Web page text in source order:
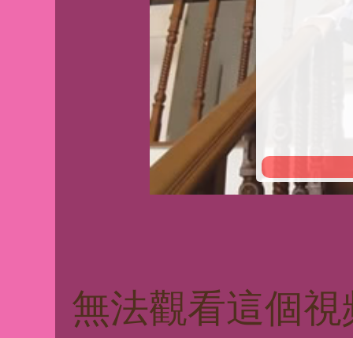
無法觀看這個